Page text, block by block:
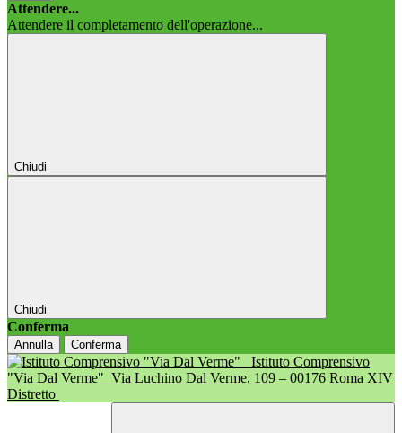
Attendere...
Attendere il completamento dell'operazione...
Chiudi
Chiudi
Conferma
Annulla Conferma
Istituto Comprensivo
"Via Dal Verme" Via Luchino Dal Verme, 109 – 00176 Roma XIV
Distretto